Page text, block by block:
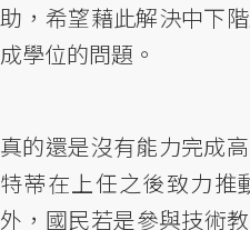
助，希望藉此解決中下
成學位的問題。
真的還是沒有能力完成
特蒂在上任之後致力推
外，國民若是參與技術教